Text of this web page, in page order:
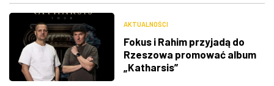
AKTUALNOŚCI
Fokus i Rahim przyjadą do
Rzeszowa promować album
„Katharsis”